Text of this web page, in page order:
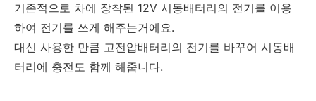
기존적으로 차에 장착된 12V 시동배터리의 전기를 이용
하여 전기를 쓰게 해주는거에요.
대신 사용한 만큼 고전압배터리의 전기를 바꾸어 시동배
터리에 충전도 함께 해줍니다.